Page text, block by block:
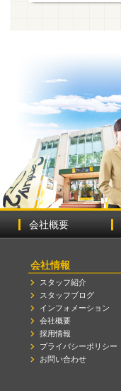
会社概要
会社情報
スタッフ紹介
スタッフブログ
インフォメーション
会社概要
採用情報
プライバシーポリシー
お問い合わせ